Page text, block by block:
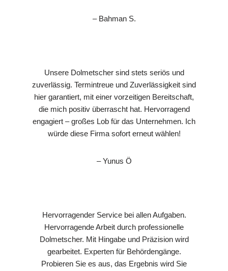
– Bahman S.
Unsere Dolmetscher sind stets seriös und
zuverlässig. Termintreue und Zuverlässigkeit sind
hier garantiert, mit einer vorzeitigen Bereitschaft,
die mich positiv überrascht hat. Hervorragend
engagiert – großes Lob für das Unternehmen. Ich
würde diese Firma sofort erneut wählen!
– Yunus Ö
Hervorragender Service bei allen Aufgaben.
Hervorragende Arbeit durch professionelle
Dolmetscher. Mit Hingabe und Präzision wird
gearbeitet. Experten für Behördengänge.
Probieren Sie es aus, das Ergebnis wird Sie